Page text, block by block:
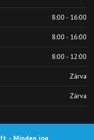
8:00 - 16:00
8:00 - 16:00
8:00 - 12:00
Zárva
Zárva